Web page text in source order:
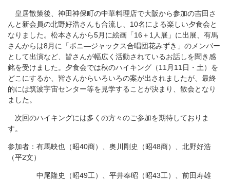
皇居散策後、神田神保町の中華料理店で大阪から参加の吉田さ
んと新会員の北野好浩さんも合流し、10名による楽しい夕食会と
なりました。松本さんから5月に絵画「16＋1人展」に出展、有馬
さんからは8月に「ボニ―ジャックス合唱団花みずき」のメンバー
として出演など、皆さんが幅広く活動されているお話しを聞き感
銘を受けました。夕食会では秋のハイキング（11月11日・土）を
どこにするか、皆さんからいろいろの案が出されましたが、最終
的には筑波宇宙センター等を見学することが決まり、散会となり
ました。
次回のハイキングには多くの方々のご参加を期待しておりま
す。
参加者：有馬映也（昭40商）、奥川剛史（昭48商）、北野好浩
（平2文）
中尾隆史（昭49工）、平井奉昭（昭43工）、前田寿雄